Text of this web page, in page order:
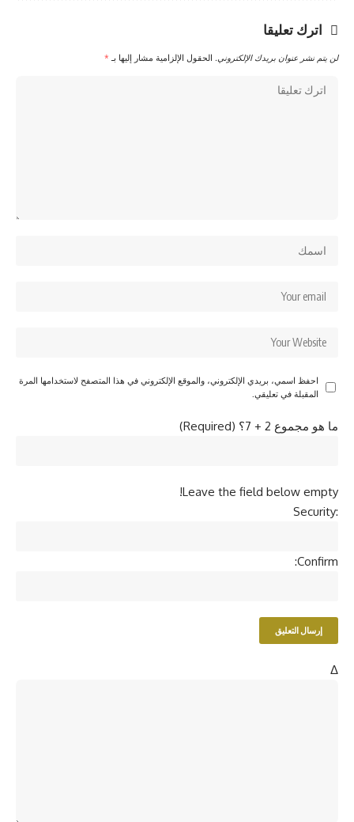
اترك تعليقا
لن يتم نشر عنوان بريدك الإلكتروني. الحقول الإلزامية مشار إليها بـ *
احفظ اسمي، بريدي الإلكتروني، والموقع الإلكتروني في هذا المتصفح لاستخدامها المرة
المقبلة في تعليقي.
ما هو مجموع 2 + 7؟ (Required)
Leave the field below empty!
Security:
Confirm:
Δ